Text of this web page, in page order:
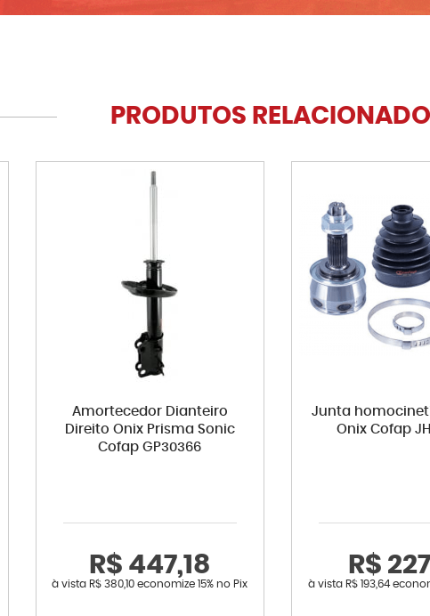
PRODUTOS
Amortecedor Dianteiro
Direito Onix Prisma Sonic
Cofap GP30366
R$ 447,18
à vista R$ 380,10 economize15% no Pix
Junta
Onix Cofap
R$
à vista R$ 193,64